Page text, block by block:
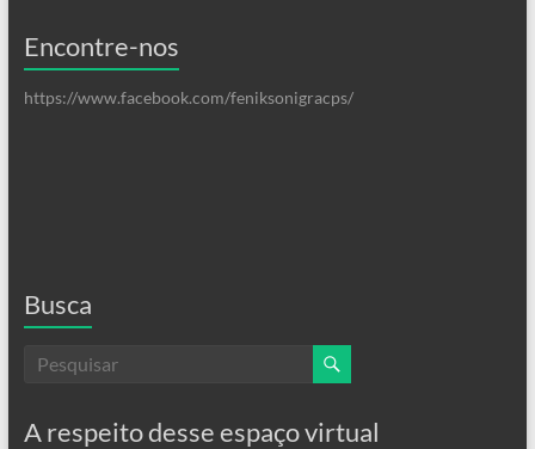
Encontre-nos
https://www.facebook.com/feniksonigracps/
Busca
A respeito desse espaço virtual